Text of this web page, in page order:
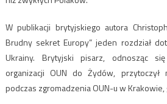
W publikacji brytyjskiego autora
Brudny sekret Europy” jeden rozdział
Ukrainy. Brytyjski pisarz, odnosząc
organizacji OUN do Żydów, przytoczył
podczas zgromadzenia OUN-u w